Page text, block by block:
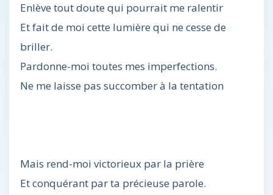
Enlève tout doute qui pourrait me ralentir
Et fait de moi cette lumière qui ne cesse de
briller.
Pardonne-moi toutes mes imperfections.
Ne me laisse pas succomber à la tentation
Mais rend-moi victorieux par la prière
Et conquérant par ta précieuse parole.